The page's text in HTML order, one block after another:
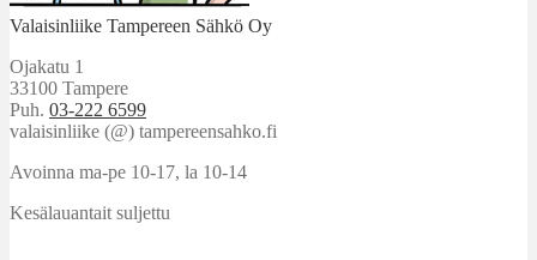
Valaisinliike Tampereen Sähkö Oy
Ojakatu 1
33100 Tampere
Puh. 03-222 6599
valaisinliike (@) tampereensahko.fi
Avoinna ma-pe 10-17, la 10-14
Kesälauantait suljettu